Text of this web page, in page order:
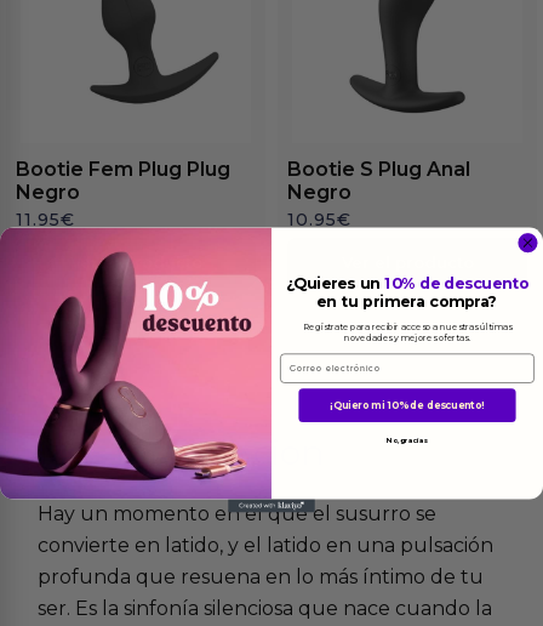
Bootie Fem Plug Plug
Negro
11.95€
Ver el producto
Bootie S Plug Anal
Negro
10.95€
Másinformacion
Hay un momento en el que el susurro se
convierte en latido, y el latido en una pulsación
profunda que resuena en lo más íntimo de tu
ser. Es la sinfonía silenciosa que nace cuando la
¿Quieres un10% de descuento
en tu primera compra?
Regístrate para recibir acceso a nuestras últimas
novedades y mejores ofertas.
Email
¡Quiero mi 10% de descuento!
No, gracias